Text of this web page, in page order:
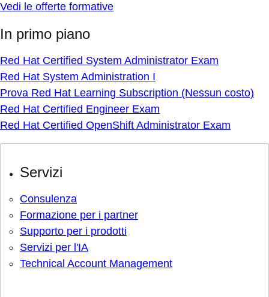
Vedi le offerte formative
In primo piano
Red Hat Certified System Administrator Exam
Red Hat System Administration I
Prova Red Hat Learning Subscription (Nessun costo)
Red Hat Certified Engineer Exam
Red Hat Certified OpenShift Administrator Exam
Servizi
Consulenza
Formazione per i partner
Supporto per i prodotti
Servizi per l'IA
Technical Account Management